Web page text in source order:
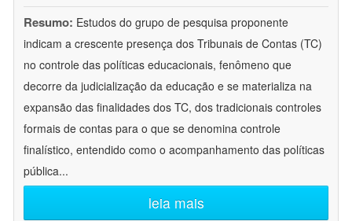
Resumo: Estudos do grupo de pesquisa proponente
indicam a crescente presença dos Tribunais de Contas (TC)
no controle das políticas educacionais, fenômeno que
decorre da judicialização da educação e se materializa na
expansão das finalidades dos TC, dos tradicionais controles
formais de contas para o que se denomina controle
finalístico, entendido como o acompanhamento das políticas
pública...
leia mais